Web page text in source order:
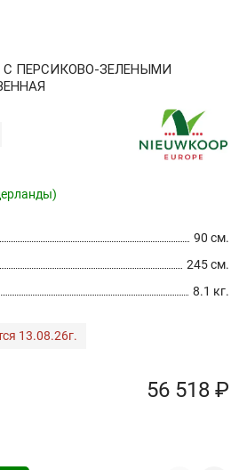
ПЕРСИКОВО-ЗЕЛЕНЫМИ
90 см.
245 см.
8.1 кг.
13.08.26г.
56 518 ₽